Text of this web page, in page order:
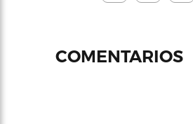
COMENTARIOS